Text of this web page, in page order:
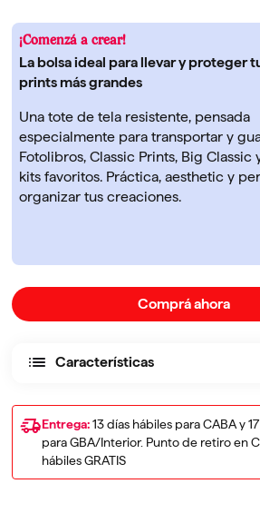
¡Comenzá a crear!
La bolsa ideal para llevar y proteger
prints más grandes
Una tote de tela resistente, pensada
especialmente para transportar y
Fotolibros, Classic Prints, Big Classic
kits favoritos. Práctica, aesthetic y
organizar tus creaciones.
Comprá ahora
Características
Entrega:13 días hábiles para CABA y
para GBA/Interior. Punto de retiro en
hábiles GRATIS